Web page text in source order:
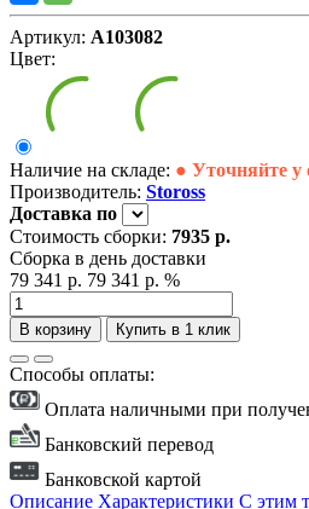
Артикул: А103082
Цвет:
Наличие на складе: ● Уточняйте у
Производитель: Stoross
Доставка по
Стоимость сборки: 7935 р.
Сборка в день доставки
79 341 р. 79 341 р. %
В корзину Купить в 1 клик
Способы оплаты:
Оплата наличными при
Банковский перевод
Банковской картой
Описание Характеристики С этим